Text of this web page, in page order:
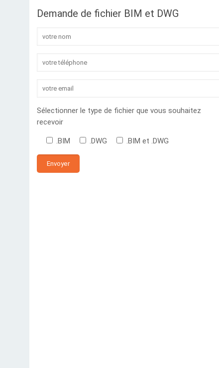
Demande de fichier BIM et DWG
Sélectionner le type de fichier que vous souhaitez
recevoir
.BIM .DWG .BIM et .DWG